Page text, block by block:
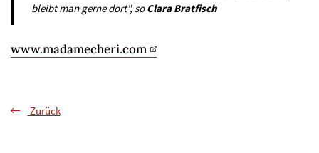
bleibt man gerne dort", soClara Bratfisch
www.madamecheri.com
Zurück